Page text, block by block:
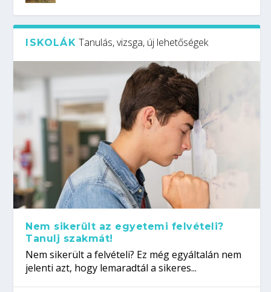
ISKOLÁK Tanulás, vizsga, új lehetőségek
Nem sikerült az egyetemi felvételi?
Tanulj szakmát!
Nem sikerült a felvételi? Ez még egyáltalán nem
jelenti azt, hogy lemaradtál a sikeres...